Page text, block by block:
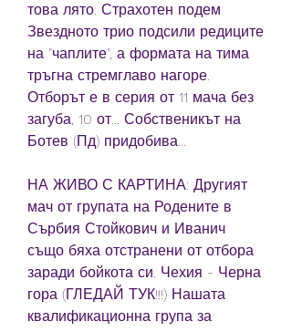
това лято. Страхотен подем
Звездното трио подсили редиците
на "чаплите", а формата на тима
тръгна стремглаво нагоре.
Отборът е в серия от 11 мача без
загуба, 10 от... Собственикът на
Ботев (Пд) придобива...
НА ЖИВО С КАРТИНА: Другият
мач от групата на Родените в
Сърбия Стойкович и Иванич
също бяха отстранени от отбора
заради бойкота си. Чехия - Черна
гора (ГЛЕДАЙ ТУК!!!) Нашата
квалификационна група за